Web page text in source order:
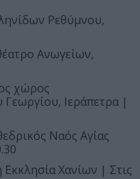
Ρεθύμνου,
Ανωγείων,
χώρος
Ιεράπετρα |
Ναός Αγίας
Χανίων | Στις